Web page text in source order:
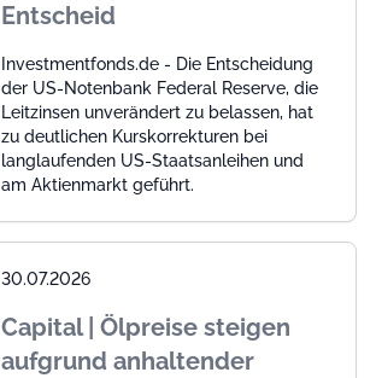
Entscheid
Investmentfonds.de - Die Entscheidung
der US-Notenbank Federal Reserve, die
Leitzinsen unverändert zu belassen, hat
zu deutlichen Kurskorrekturen bei
langlaufenden US-Staatsanleihen und
am Aktienmarkt geführt.
30.07.2026
Capital | Ölpreise steigen
aufgrund anhaltender